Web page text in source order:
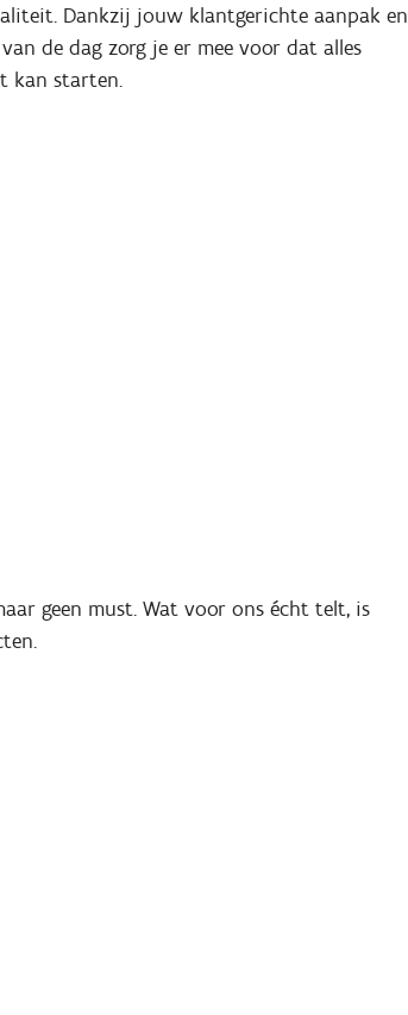
Dankzij jouw klantgerichte aanpak en
de dag zorg je er mee voor dat alles
kan starten.
geen must. Wat voor ons écht telt, is